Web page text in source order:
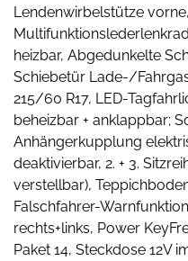
Lendenwirbelstütze
heizbar, Abgedunkelte
Schiebetür Lade-/
215/60 R17, LED-
beheizbar + anklappbar;
Anhängerkupplung
deaktivierbar, 2. + 3.
verstellbar),
Falschfahrer-
rechts+links, Power
Paket 14, Steckdose 12V